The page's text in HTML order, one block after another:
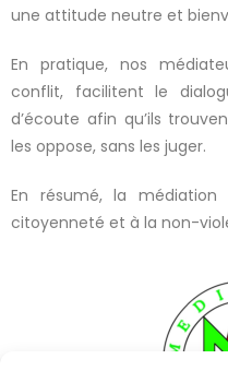
une attitude neutre et
En pratique, nos
conflit, facilitent le
d’écoute afin qu’ils
les oppose, sans les juger.
En résumé, la
citoyenneté et à la non-